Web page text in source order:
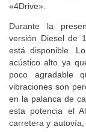
«4Drive».
Durante la
versión Diesel de
está disponible.
acústico alto ya
poco agradable
vibraciones son
en la palanca de
esta potencia el
carretera y